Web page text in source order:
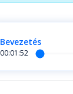
Bevezetés
00:01:52